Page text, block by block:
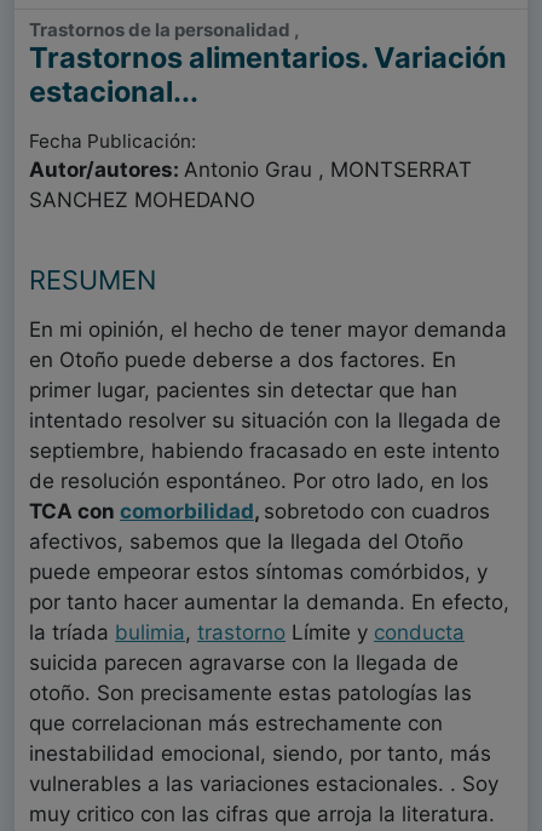
Trastornos de la personalidad ,
Trastornos alimentarios. Variación
estacional...
Fecha Publicación:
Autor/autores: Antonio Grau , MONTSERRAT
SANCHEZ MOHEDANO
RESUMEN
En mi opinión, el hecho de tener mayor demanda
en Otoño puede deberse a dos factores. En
primer lugar, pacientes sin detectar que han
intentado resolver su situación con la llegada de
septiembre, habiendo fracasado en este intento
de resolución espontáneo. Por otro lado, en los
TCA con comorbilidad, sobretodo con cuadros
afectivos, sabemos que la llegada del Otoño
puede empeorar estos síntomas comórbidos, y
por tanto hacer aumentar la demanda. En efecto,
la tríada bulimia, trastorno Límite y conducta
suicida parecen agravarse con la llegada de
otoño. Son precisamente estas patologías las
que correlacionan más estrechamente con
inestabilidad emocional, siendo, por tanto, más
vulnerables a las variaciones estacionales. . Soy
muy critico con las cifras que arroja la literatura.